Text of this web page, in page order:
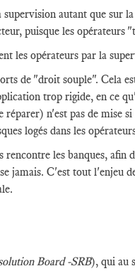
autant que sur
puisque les opérateurs
les opérateurs par la
de "droit souple". Cela
trop rigide, en ce
n'est pas de mise
logés dans les
les banques, afin
jamais. C'est tout l'enjeu
Board -SRB), qui au